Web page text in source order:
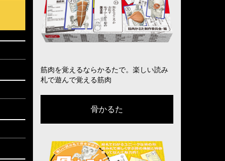
筋肉を覚えるならかるたで。楽しい読み
札で遊んで覚える筋肉
骨かるた